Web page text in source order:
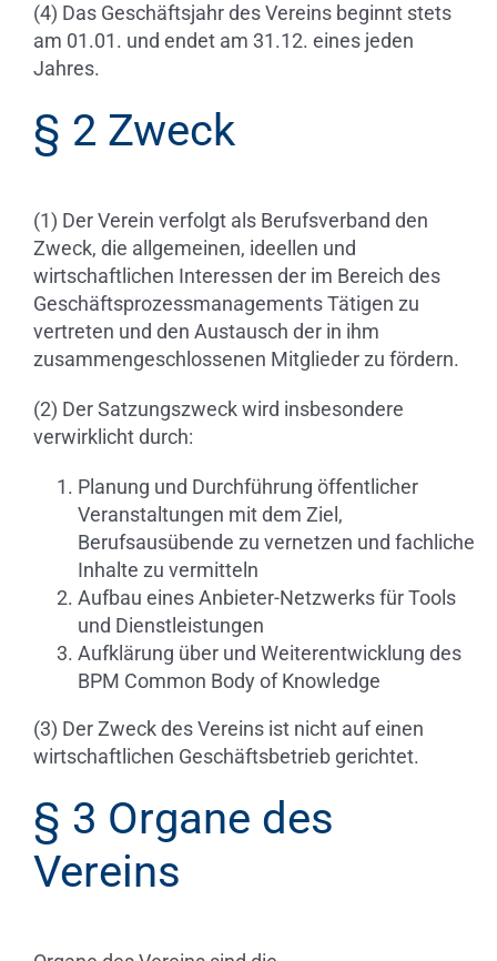
(4) Das Geschäftsjahr des Vereins beginnt stets
am 01.01. und endet am 31.12. eines jeden
Jahres.
§ 2 Zweck
(1) Der Verein verfolgt als Berufsverband den
Zweck, die allgemeinen, ideellen und
wirtschaftlichen Interessen der im Bereich des
Geschäftsprozessmanagements Tätigen zu
vertreten und den Austausch der in ihm
zusammengeschlossenen Mitglieder zu fördern.
(2) Der Satzungszweck wird insbesondere
verwirklicht durch:
Planung und Durchführung öffentlicher
Veranstaltungen mit dem Ziel,
Berufsausübende zu vernetzen und fachliche
Inhalte zu vermitteln
Aufbau eines Anbieter-Netzwerks für Tools
und Dienstleistungen
Aufklärung über und Weiterentwicklung des
BPM Common Body of Knowledge
(3) Der Zweck des Vereins ist nicht auf einen
wirtschaftlichen Geschäftsbetrieb gerichtet.
§ 3 Organe des
Vereins